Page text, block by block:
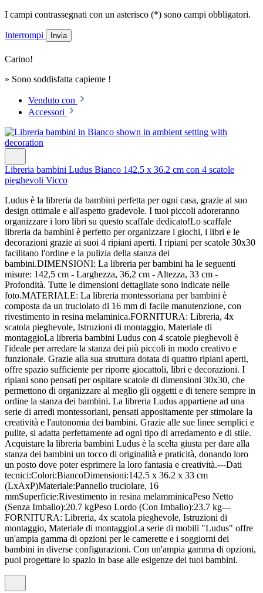
I campi contrassegnati con un asterisco (*) sono campi obbligatori.
Interrompi Invia
Carino!
» Sono soddisfatta capiente !
Venduto con
Accessori
Libreria bambini Ludus Bianco 142.5 x 36.2 cm con 4 scatole
pieghevoli Vicco
Ludus è la libreria da bambini perfetta per ogni casa, grazie al suo
design ottimale e all'aspetto gradevole. I tuoi piccoli adoreranno
organizzare i loro libri su questo scaffale dedicato!Lo scaffale
libreria da bambini è perfetto per organizzare i giochi, i libri e le
decorazioni grazie ai suoi 4 ripiani aperti. I ripiani per scatole 30x30
facilitano l'ordine e la pulizia della stanza dei
bambini.DIMENSIONI: La libreria per bambini ha le seguenti
misure: 142,5 cm - Larghezza, 36,2 cm - Altezza, 33 cm -
Profondità. Tutte le dimensioni dettagliate sono indicate nelle
foto.MATERIALE: La libreria montessoriana per bambini è
composta da un truciolato di 16 mm di facile manutenzione, con
rivestimento in resina melaminica.FORNITURA: Libreria, 4x
scatola pieghevole, Istruzioni di montaggio, Materiale di
montaggioLa libreria bambini Ludus con 4 scatole pieghevoli è
l'ideale per arredare la stanza dei più piccoli in modo creativo e
funzionale. Grazie alla sua struttura dotata di quattro ripiani aperti,
offre spazio sufficiente per riporre giocattoli, libri e decorazioni. I
ripiani sono pensati per ospitare scatole di dimensioni 30x30, che
permettono di organizzare al meglio gli oggetti e di tenere sempre in
ordine la stanza dei bambini. La libreria Ludus appartiene ad una
serie di arredi montessoriani, pensati appositamente per stimolare la
creatività e l'autonomia dei bambini. Grazie alle sue linee semplici e
pulite, si adatta perfettamente ad ogni tipo di arredamento e di stile.
Acquistare la libreria bambini Ludus è la scelta giusta per dare alla
stanza dei bambini un tocco di originalità e praticità, donando loro
un posto dove poter esprimere la loro fantasia e creatività.---Dati
tecnici:Colori:BiancoDimensioni:142.5 x 36.2 x 33 cm
(LxAxP)Materiale:Pannello truciolare, 16
mmSuperficie:Rivestimento in resina melamminicaPeso Netto
(Senza Imballo):20.7 kgPeso Lordo (Con Imballo):23.7 kg---
FORNITURA: Libreria, 4x scatola pieghevole, Istruzioni di
montaggio, Materiale di montaggioLa serie di mobili "Ludus" offre
un'ampia gamma di opzioni per le camerette e i soggiorni dei
bambini in diverse configurazioni. Con un'ampia gamma di opzioni,
puoi progettare lo spazio in base alle esigenze dei tuoi bambini.